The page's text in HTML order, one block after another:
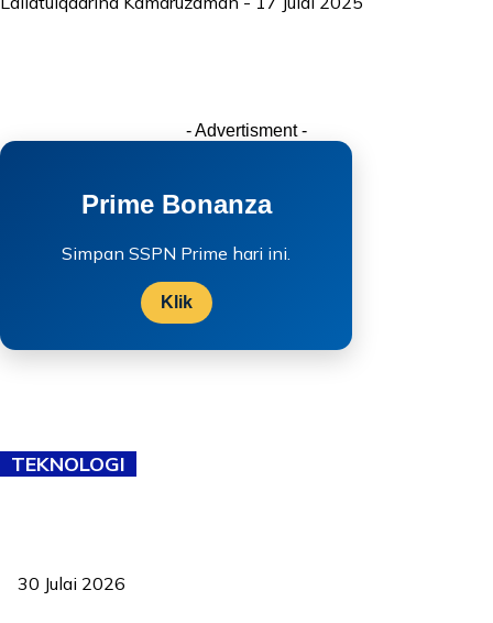
- Advertisment -
Prime Bonanza
Simpan SSPN Prime hari ini.
Klik
TEKNOLOGI
30 Julai 2026